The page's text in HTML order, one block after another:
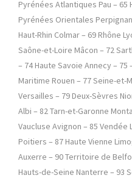
Pyrénées Atlantiques Pau –
Pyrénées Orientales
Haut-Rhin Colmar – 69 Rhône
Saône-et-Loire Mâcon – 72
– 74 Haute Savoie Annecy – 75
Maritime Rouen – 77 Seine-et-
Versailles – 79 Deux-Sèvres
Albi – 82 Tarn-et-Garonne
Vaucluse Avignon – 85 Vendée
Poitiers – 87 Haute Vienne
Auxerre – 90 Territoire de
Hauts-de-Seine Nanterre – 93